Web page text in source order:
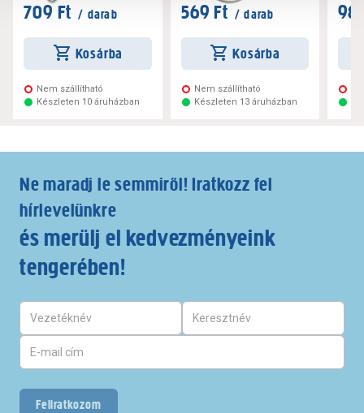
709 Ft / darab
Kosárba
Nem szállítható
Készleten 10 áruházban
569 Ft / darab
Kosárba
Nem szállítható
Készleten 13 áruházban
Ne maradj le semmiről! Iratkozz fel
hírlevelünkre
és merülj el kedvezményeink
tengerében!
Feliratkozom